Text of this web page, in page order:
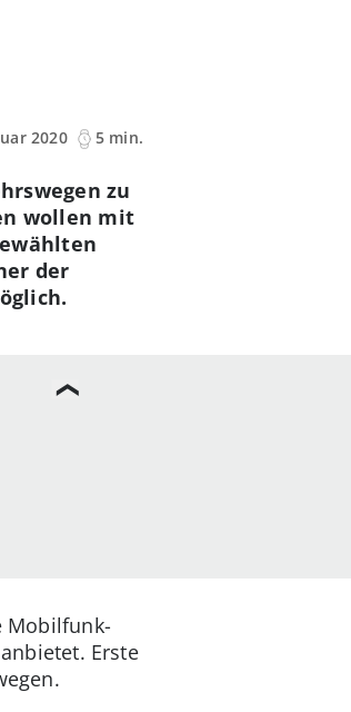
2020
5 min.
zu
wollen mit
der
Mobilfunk-
Erste